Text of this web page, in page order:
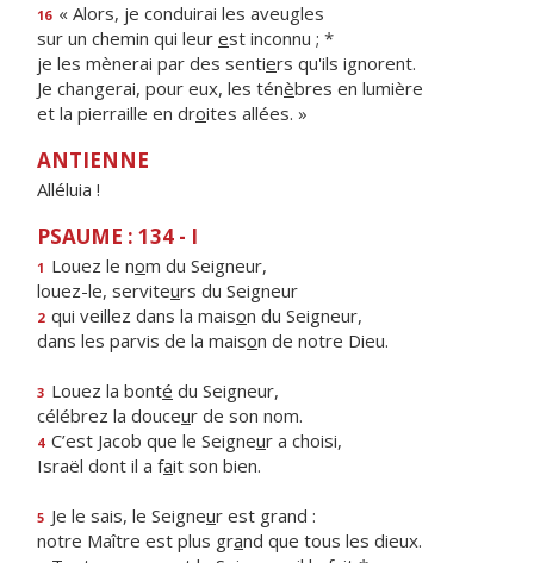
16 « Alors, je conduirai les aveugles
sur un chemin qui leur est inconnu ; *
je les mènerai par des sentiers qu'ils ignorent.
Je changerai, pour eux, les ténèbres en lumière
et la pierraille en droites allées. »
ANTIENNE
Alléluia !
PSAUME : 134 - I
1 Louez le nom du Seigneur,
louez-le, serviteurs du Seigneur
2 qui veillez dans la maison du Seigneur,
dans les parvis de la maison de notre Dieu.
3 Louez la bonté du Seigneur,
célébrez la douceur de son nom.
4 C’est Jacob que le Seigneur a choisi,
Israël dont il a fait son bien.
5 Je le sais, le Seigneur est grand :
notre Maître est plus grand que tous les dieux.